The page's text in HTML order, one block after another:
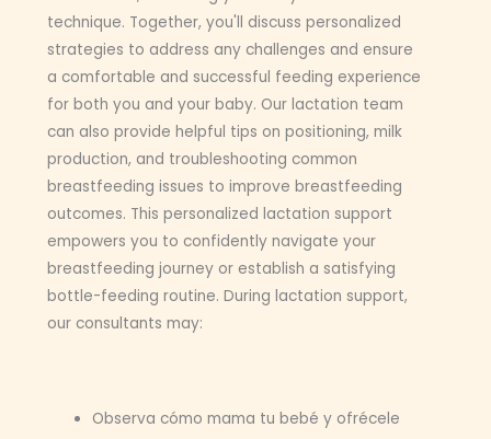
technique. Together, you'll discuss personalized
strategies to address any challenges and ensure
a comfortable and successful feeding experience
for both you and your baby. Our lactation team
can also provide helpful tips on positioning, milk
production, and troubleshooting common
breastfeeding issues to improve breastfeeding
outcomes. This personalized lactation support
empowers you to confidently navigate your
breastfeeding journey or establish a satisfying
bottle-feeding routine. During lactation support,
our consultants may:
Observa cómo mama tu bebé y ofrécele